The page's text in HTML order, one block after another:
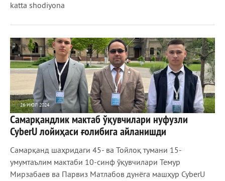
katta shodiyona
26 ИЮЛ 2024
3 887 0
Самарқандлик мактаб ўқувчилари нуфузли
CyberU лойиҳаси ғолибига айланишди
Самарқанд шаҳридаги 45- ва Тойлоқ тумани 15-
умумтаълим мактаби 10-синф ўқувчилари Темур
Мирзабаев ва Парвиз Матлабов дунёга машҳур CyberU